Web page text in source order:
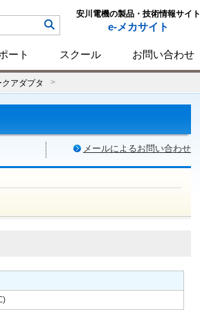
安川電機の製品・技術情報サイト
e-メカサイト
ート スクール お問い合わせ
アダプタ
メールによるお問い合わせ